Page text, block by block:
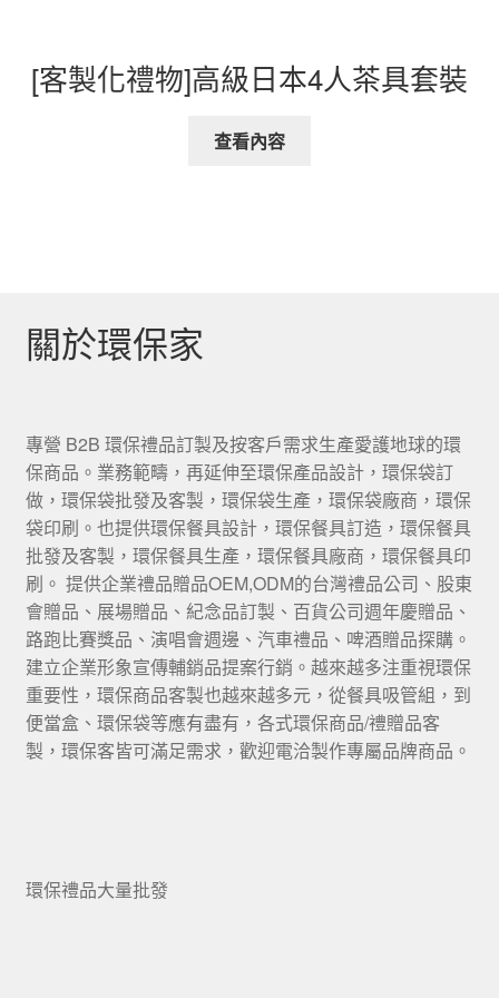
[客製化禮物]高級日本4人茶具套裝
查看內容
關於環保家
專營 B2B 環保禮品訂製及按客戶需求生產愛護地球的環
保商品。業務範疇，再延伸至環保產品設計，環保袋訂
做，環保袋批發及客製，環保袋生產，環保袋廠商，環保
袋印刷。也提供環保餐具設計，環保餐具訂造，環保餐具
批發及客製，環保餐具生產，環保餐具廠商，環保餐具印
刷。 提供企業禮品贈品OEM,ODM的台灣禮品公司、股東
會贈品、展場贈品、紀念品訂製、百貨公司週年慶贈品、
路跑比賽獎品、演唱會週邊、汽車禮品、啤酒贈品探購。
建立企業形象宣傳輔銷品提案行銷。越來越多注重視環保
重要性，環保商品客製也越來越多元，從餐具吸管組，到
便當盒、環保袋等應有盡有，各式環保商品/禮贈品客
製，環保客皆可滿足需求，歡迎電洽製作專屬品牌商品。
環保禮品大量批發